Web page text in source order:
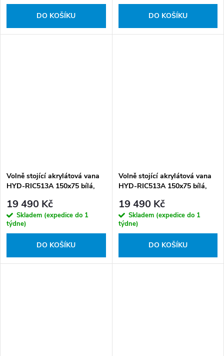
DO KOŠÍKU DO KOŠÍKU
Volně stojící akrylátová vana
HYD-RIC513A 150x75 bílá,
19 490 Kč
Skladem (expedice do 1
týdne)
DO KOŠÍKU
Volně stojící akrylátová vana
HYD-RIC513A 150x75 bílá,
kartáčovaný
19 490 Kč
Skladem (expedice do 1
týdne)
DO KOŠÍKU